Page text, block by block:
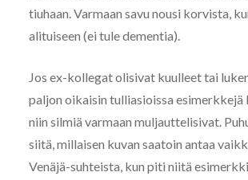
tiuhaan. Varmaan savu nousi korvista,
alituiseen (ei tule dementia).
Jos ex-kollegat olisivat kuulleet tai
paljon oikaisin tulliasioissa esimerkkejä
niin silmiä varmaan muljauttelisivat.
siitä, millaisen kuvan saatoin antaa
Venäjä-suhteista, kun piti niitä